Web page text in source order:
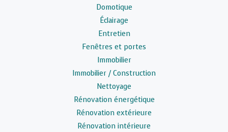
Domotique
Éclairage
Entretien
Fenêtres et portes
Immobilier
Immobilier / Construction
Nettoyage
Rénovation énergétique
Rénovation extérieure
Rénovation intérieure